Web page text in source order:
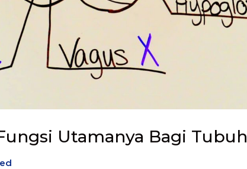
Utamanya Bagi Tubuh